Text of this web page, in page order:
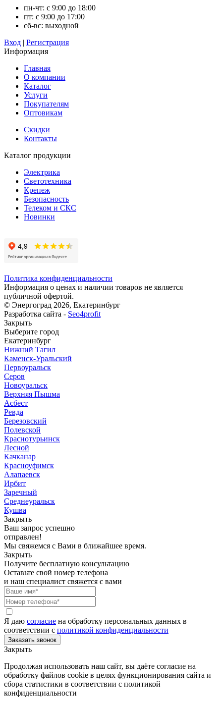
пн-чт: с 9:00 до 18:00
пт: с 9:00 до 17:00
сб-вс: выходной
Вход | Регистрация
Информация
Главная
О компании
Каталог
Услуги
Покупателям
Оптовикам
Скидки
Контакты
Каталог продукции
Электрика
Светотехника
Крепеж
Безопасность
Телеком и СКС
Новинки
Политика конфиденциальности
Информация о ценах и наличии товаров не является
публичной офертой.
© Энергоград 2026, Екатеринбург
Разработка сайта - Seo4profit
Закрыть
Выберите город
Екатеринбург
Нижний Тагил
Каменск-Уральский
Первоуральск
Серов
Новоуральск
Верхняя Пышма
Асбест
Ревда
Березовский
Полевской
Краснотурьинск
Лесной
Качканар
Красноуфимск
Алапаевск
Ирбит
Заречный
Среднеуральск
Кушва
Закрыть
Ваш запрос успешно
отправлен!
Мы свяжемся с Вами в ближайшее время.
Закрыть
Получите бесплатную консультацию
Оставьте свой номер телефона
и наш специалист свяжется с вами
Я даю согласие на обработку персональных данных в
соответствии с политикой конфиденциальности
Закрыть
Продолжая использовать наш сайт, вы даёте согласие на
обработку файлов cookie в целях функционирования сайта и
сбора статистики в соответствии с политикой
конфиденциальности